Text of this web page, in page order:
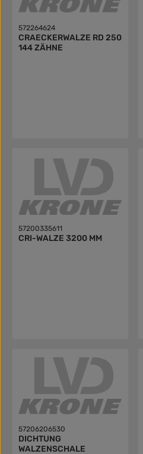
572264624
CRAECKERWALZE RD 250
144 ZÄHNE
57200335611
CRI-WALZE 3200 MM
57206206530
DICHTUNG
WALZENSCHALE